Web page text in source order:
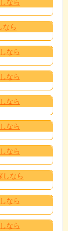
なら
なら
なら
なら
なら
なら
なら
しなら
なら
なら